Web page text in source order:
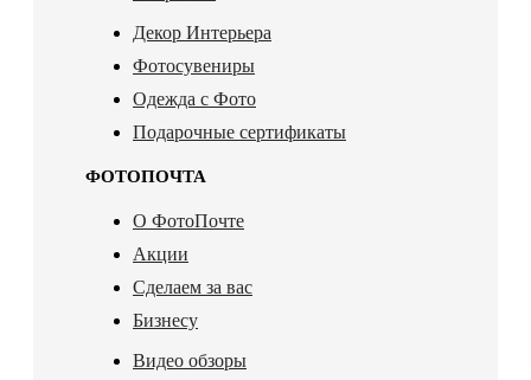
Декор Интерьера
Фотосувениры
Одежда с Фото
Подарочные сертификаты
ФОТОПОЧТА
О ФотоПочте
Акции
Сделаем за вас
Бизнесу
Видео обзоры